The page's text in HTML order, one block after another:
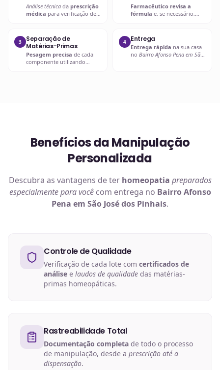
Análise técnica da prescrição
médica para verificação de
Farmacêutico revisa a
fórmula e, se necessário,
esclarecimentos.
3
Separação de
Matérias-Primas
Pesagem precisa de cada
componente utilizando
4 Entrega
Entrega rápida na sua casa
no Bairro Afonso Pena em São
Benefícios da Manipulação
Personalizada
Descubra as vantagens de ter homeopatia preparados
especialmente para vocêcom entrega no Bairro Afonso
Pena em São José dos Pinhais.
Controle de Qualidade
Verificação de cada lote com certificados de
análise e laudos de qualidade das matérias-
primas homeopáticas.
Rastreabilidade Total
Documentação completa de todo o processo
de manipulação, desde a prescrição até a
dispensação.